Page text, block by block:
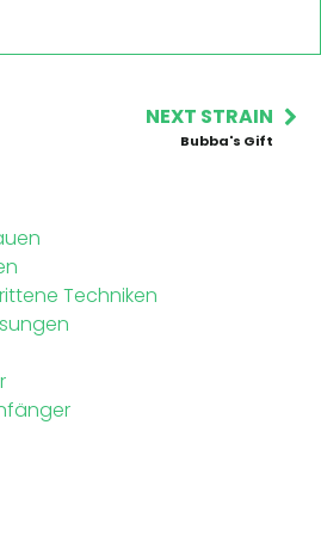
NEXT STRAIN
Bubba's Gift
Techniken